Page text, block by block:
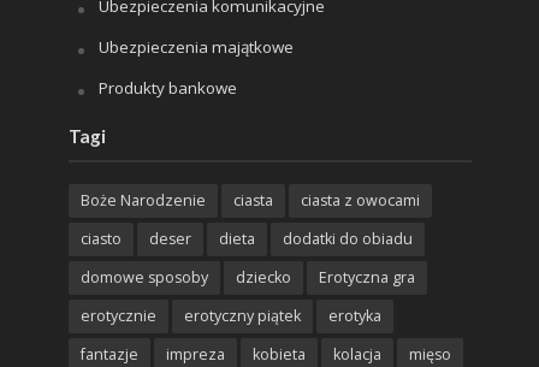
Ubezpieczenia komunikacyjne
Ubezpieczenia majątkowe
Produkty bankowe
Tagi
Boże Narodzenie ciasta
ciasta z owocami
ciasto
deser dieta
dodatki do obiadu
domowe sposoby
dziecko
Erotyczna gra
erotycznie
erotyczny piątek
erotyka
fantazje
impreza kobieta kolacja
mięso